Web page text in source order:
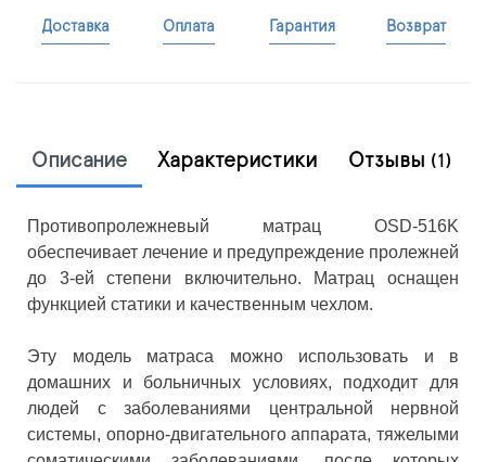
Доставка Оплата Гарантия Возврат
Описание Характеристики Отзывы (1)
Противопролежневый матрац OSD-516K
обеспечивает лечение и предупреждение пролежней
до 3-ей степени включительно. Матрац оснащен
функцией статики и качественным чехлом.
Эту модель матраса можно использовать и в
домашних и больничных условиях, подходит для
людей с заболеваниями центральной нервной
системы, опорно-двигательного аппарата, тяжелыми